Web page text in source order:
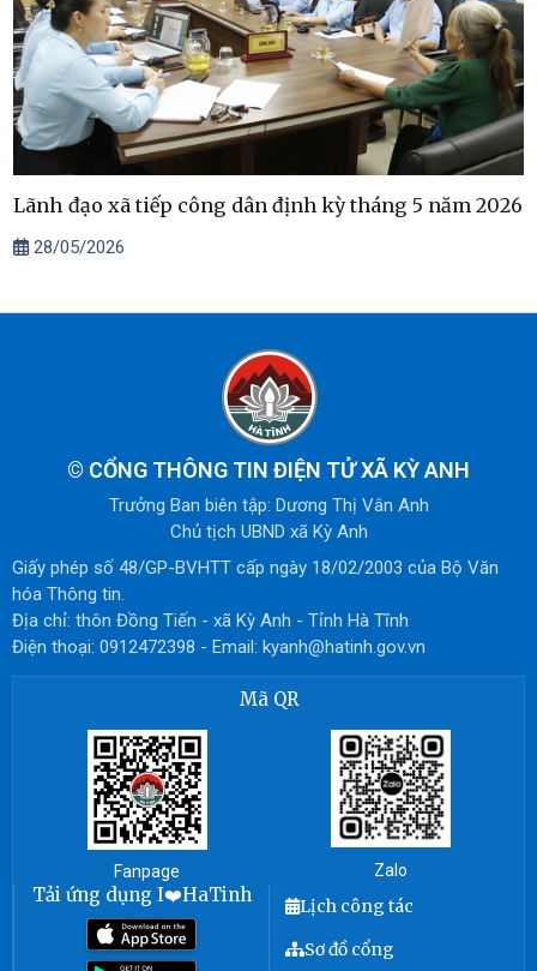
Lãnh đạo xã tiếp công dân định kỳ tháng 5 năm 2026
28/05/2026
© CỔNG THÔNG TIN ĐIỆN TỬ XÃ KỲ ANH
Trưởng Ban biên tập: Dương Thị Vân Anh
Chủ tịch UBND xã Kỳ Anh
Giấy phép số 48/GP-BVHTT cấp ngày 18/02/2003 của Bộ Văn
hóa Thông tin.
Địa chỉ: thôn Đồng Tiến - xã Kỳ Anh - Tỉnh Hà Tĩnh
Điện thoại: 0912472398 - Email: kyanh@hatinh.gov.vn
Mã QR
Fanpage Zalo
Tải ứng dụng I❤️HaTinh
Lịch công tác
Sơ đồ cổng